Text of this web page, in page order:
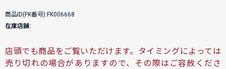
商品ID(FK番号):FK006668
在庫店舗:
店頭でも商品をご覧いただけます。タイミングによっては
売り切れの場合がありますので、その際はご容赦くださ